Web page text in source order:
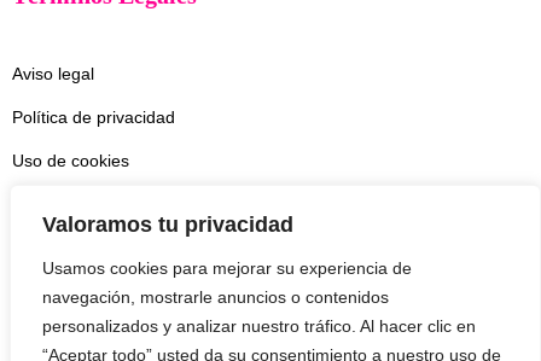
Valoramos tu privacidad
Usamos cookies para mejorar su experiencia de
navegación, mostrarle anuncios o contenidos
personalizados y analizar nuestro tráfico. Al hacer clic en
“Aceptar todo” usted da su consentimiento a nuestro uso de
Aviso legal
Política de privacidad
Uso de cookies
Suscríbete a mi Newsletter
Sólo consejos útiles, nada de spam